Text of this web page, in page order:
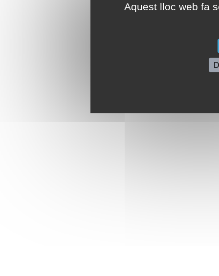
Aquest lloc web fa